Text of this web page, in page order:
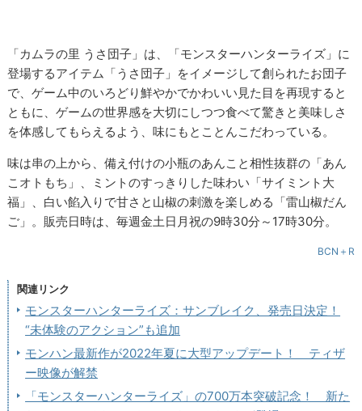
「カムラの里 うさ団子」は、「モンスターハンターライズ」に
登場するアイテム「うさ団子」をイメージして創られたお団子
で、ゲーム中のいろどり鮮やかでかわいい見た目を再現すると
ともに、ゲームの世界感を大切にしつつ食べて驚きと美味しさ
を体感してもらえるよう、味にもとことんこだわっている。
味は串の上から、備え付けの小瓶のあんこと相性抜群の「あん
こオトもち」、ミントのすっきりした味わい「サイミント大
福」、白い餡入りで甘さと山椒の刺激を楽しめる「雷山椒だん
ご」。販売日時は、毎週金土日月祝の9時30分～17時30分。
BCN＋R
関連リンク
モンスターハンターライズ：サンブレイク、発売日決定！
“未体験のアクション”も追加
モンハン最新作が2022年夏に大型アップデート！ ティザ
ー映像が解禁
「モンスターハンターライズ」の700万本突破記念！ 新た